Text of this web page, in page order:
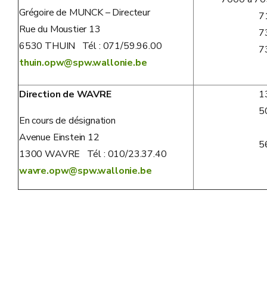
Grégoire de MUNCK – Directeur
Rue du Moustier 13
6530 THUIN Tél : 071/59.96.00
thuin.opw@spw.wallonie.be
Direction de WAVRE
En cours de désignation
Avenue Einstein 12
1300 WAVRE Tél : 010/23.37.40
wavre.opw@spw.wallonie.be